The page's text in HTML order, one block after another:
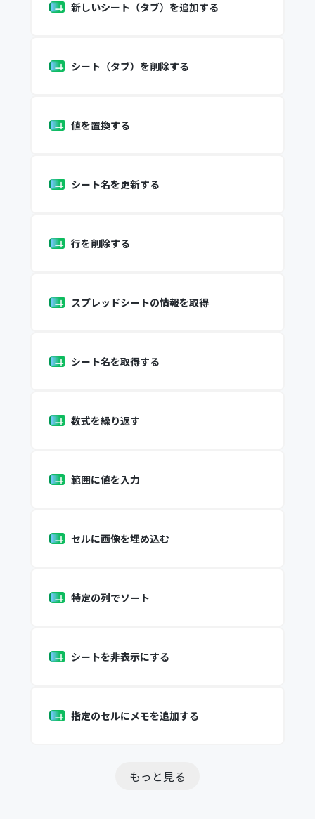
新しいシート（タブ）を追加する
シート（タブ）を削除する
値を置換する
シート名を更新する
行を削除する
スプレッドシートの情報を取得
シート名を取得する
数式を繰り返す
範囲に値を入力
セルに画像を埋め込む
特定の列でソート
シートを非表示にする
指定のセルにメモを追加する
もっと見る